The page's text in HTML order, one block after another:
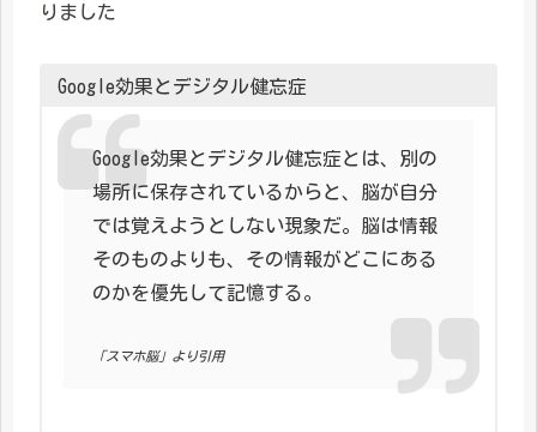
りました
Google効果とデジタル健忘症
Google効果とデジタル健忘症とは、別の
場所に保存されているからと、脳が自分
では覚えようとしない現象だ。脳は情報
そのものよりも、その情報がどこにある
のかを優先して記憶する。
「スマホ脳」より引用